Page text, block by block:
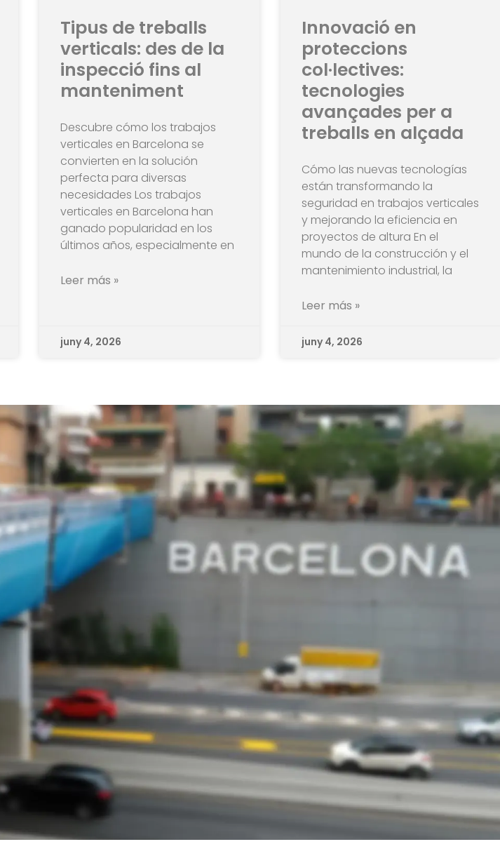
Tipus de treballs
verticals: des de la
inspecció fins al
manteniment
Descubre cómo los trabajos
verticales en Barcelona se
convierten en la solución
perfecta para diversas
necesidades Los trabajos
verticales en Barcelona han
ganado popularidad en los
últimos años, especialmente en
Leer más »
juny 4, 2026
Innovació en
proteccions
col·lectives:
tecnologies
avançades per a
treballs en alçada
Cómo las nuevas tecnologías
están transformando la
seguridad en trabajos verticales
y mejorando la eficiencia en
proyectos de altura En el
mundo de la construcción y el
mantenimiento industrial, la
Leer más »
juny 4, 2026